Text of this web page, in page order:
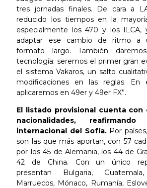
tres jornadas finales. De cara a
reducido los tiempos en la
especialmente los 470 y los ILCA,
adaptar ese cambio de ritmo a
formato largo. También
tecnología: seremos el primer gran
el sistema Vakaros, un salto
modificaciones en las reglas. En
aplicaremos en 49er y 49er FX”.
El listado provisional cuenta con
nacionalidades,
internacional del Sofía. Por
son las que más aportan, con 57
por los 45 de Alemania, los 44 de
42 de China. Con un único
presentan Bulgaria,
Marruecos, Mónaco, Rumanía,